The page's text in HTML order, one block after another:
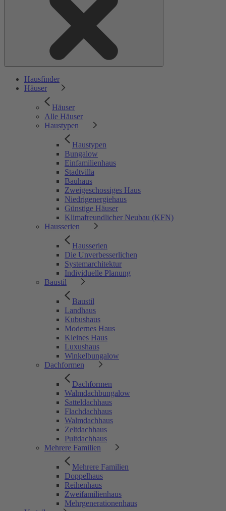
Hausfinder
Häuser
Häuser
Alle Häuser
Haustypen
Haustypen
Bungalow
Einfamilienhaus
Stadtvilla
Bauhaus
Zweigeschossiges Haus
Niedrigenergiehaus
Günstige Häuser
Klimafreundlicher Neubau (KFN)
Hausserien
Hausserien
Die Unverbesserlichen
Systemarchitektur
Individuelle Planung
Baustil
Baustil
Landhaus
Kubushaus
Modernes Haus
Kleines Haus
Luxushaus
Winkelbungalow
Dachformen
Dachformen
Walmdachbungalow
Satteldachhaus
Flachdachhaus
Walmdachhaus
Zeltdachhaus
Pultdachhaus
Mehrere Familien
Mehrere Familien
Doppelhaus
Reihenhaus
Zweifamilienhaus
Mehrgenerationenhaus